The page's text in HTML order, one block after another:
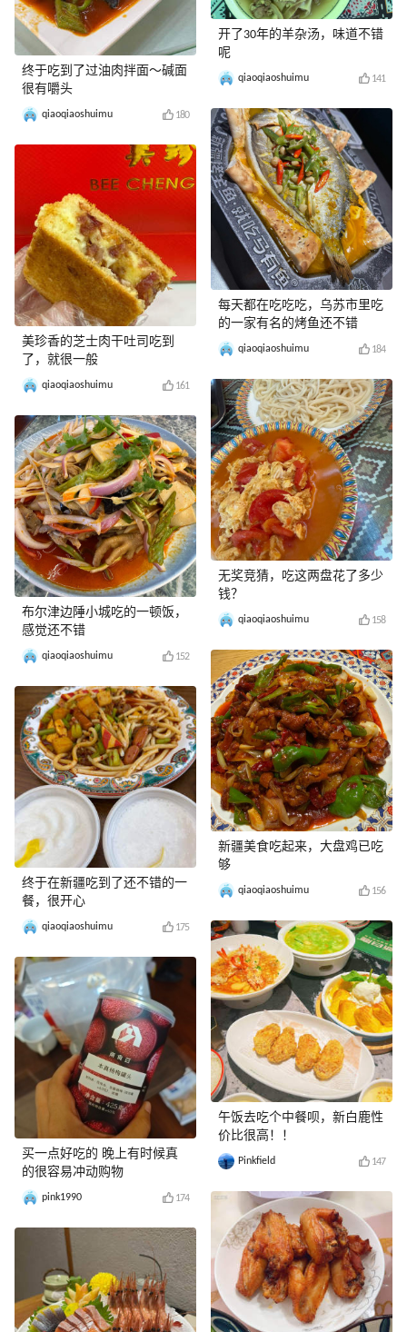
终于吃到了过油肉拌面～碱面
很有嚼头
qiaoqiaoshuimu 180
美珍香的芝士肉干吐司吃到
了，就很一般
qiaoqiaoshuimu 161
布尔津边陲小城吃的一顿饭，
感觉还不错
qiaoqiaoshuimu 152
终于在新疆吃到了还不错的一
餐，很开心
qiaoqiaoshuimu 175
买一点好吃的 晚上有时候真
的很容易冲动购物
pink1990 174
开了30年的羊杂汤，味道不错
呢
qiaoqiaoshuimu 141
每天都在吃吃吃，乌苏市里吃
的一家有名的烤鱼还不错
qiaoqiaoshuimu 184
无奖竞猜，吃这两盘花了多少
钱？
qiaoqiaoshuimu 158
新疆美食吃起来，大盘鸡已吃
够
qiaoqiaoshuimu 156
午饭去吃个中餐呗，新白鹿性
价比很高！！
Pinkfield 147